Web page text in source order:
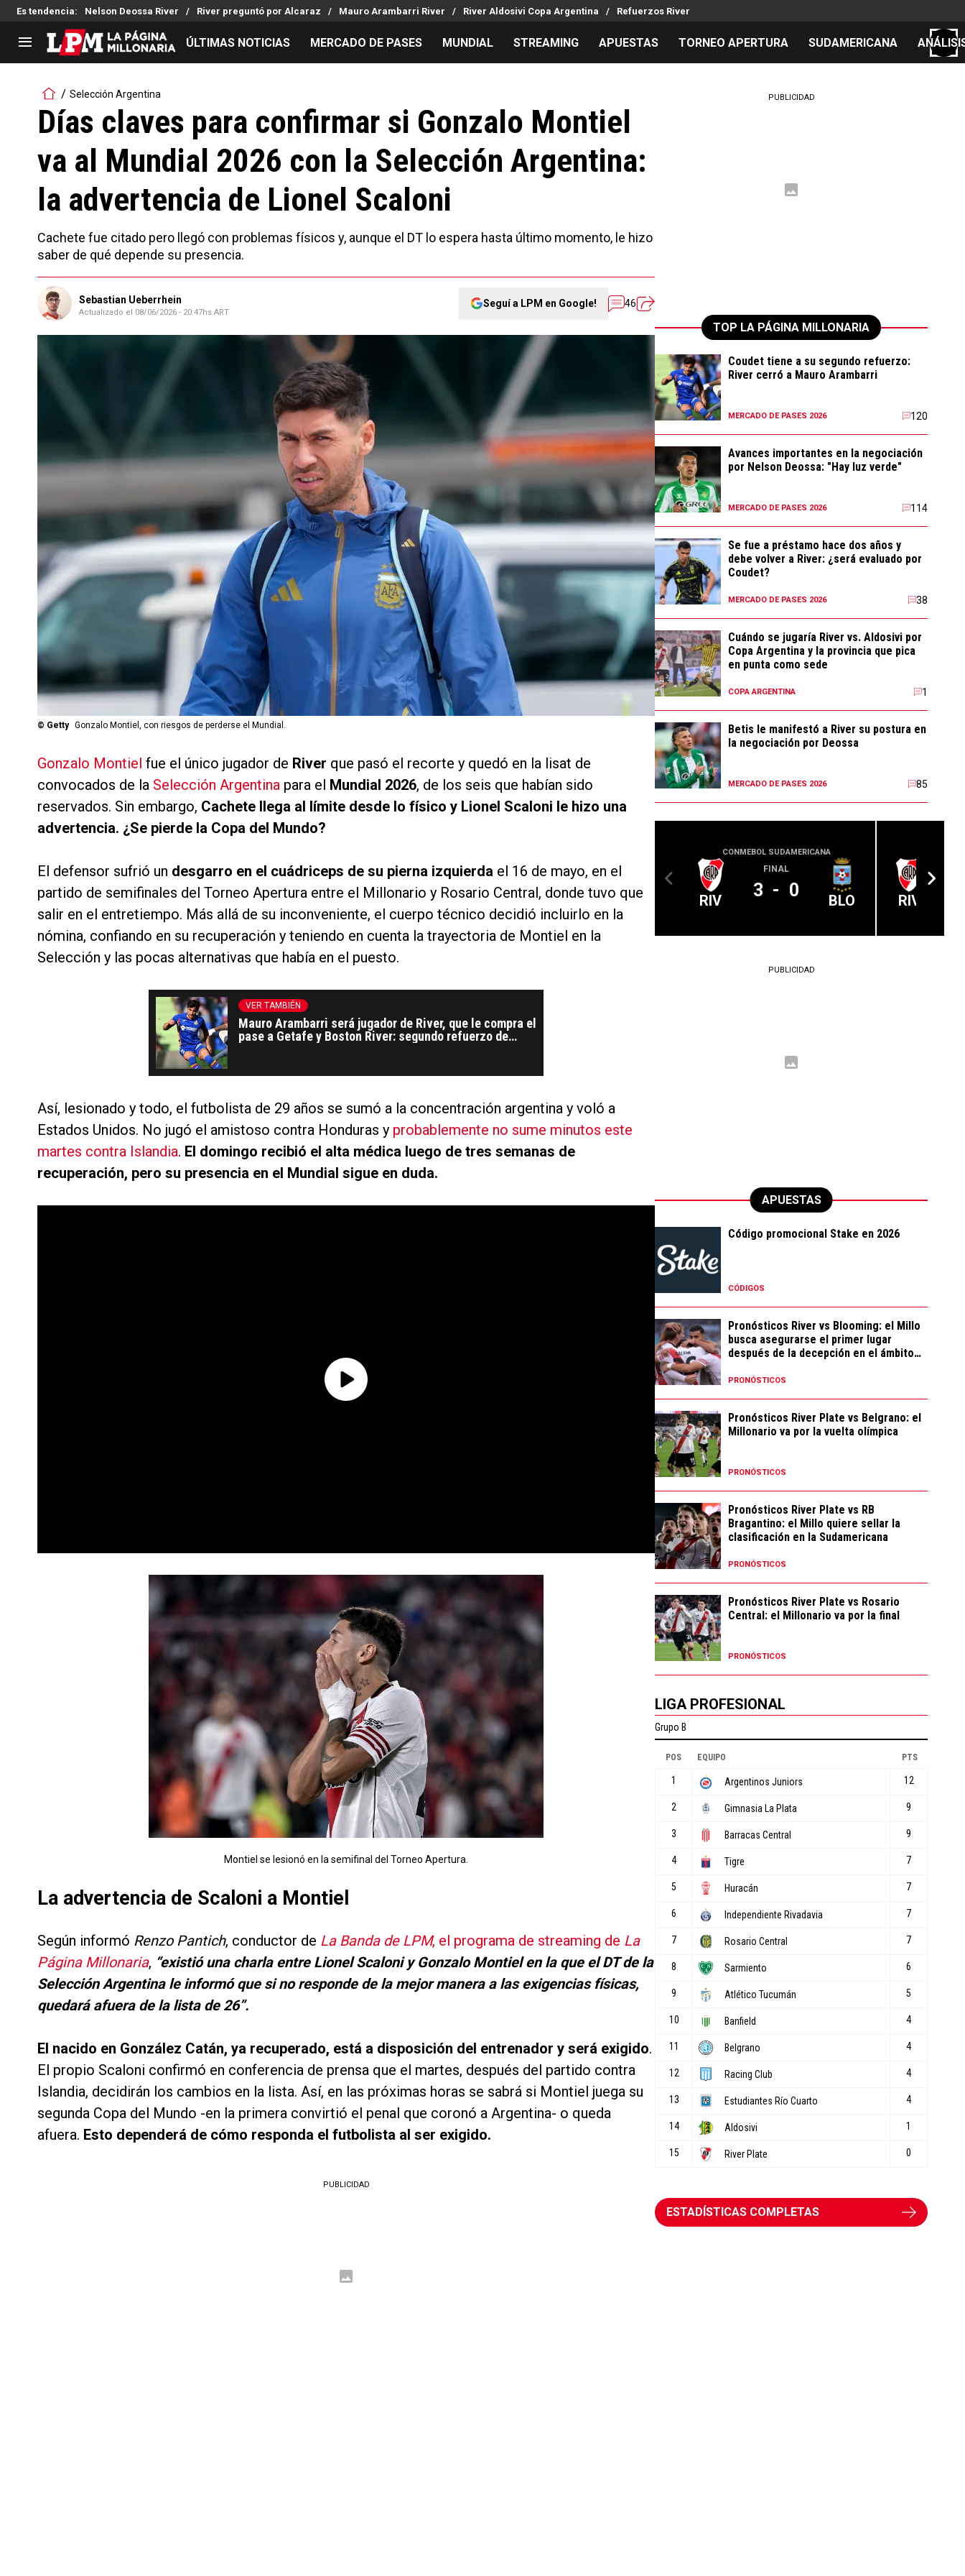
Es tendencia: Nelson Deossa River River preguntó por Alcaraz Mauro Arambarri River River Aldosivi Copa Argentina Refuerzos River
LIGA PROFESIONAL
Noticias
Tabla de posiciones
Reserva
Copa Argentina
Selección Argentina
Mercado de Pases
Análisis tácticos
Juanfer Quintero
Chacho Coudet
Ex River
Streaming
Entradas
Hinchas
Los goles de River
Entrevistas
Noticias
Guías
Códigos
Pronósticos
ÚLTIMAS NOTICIAS MERCADO DE PASES MUNDIAL STREAMING APUESTAS TORNEO APERTURA SUDAMERICANA
Selección Argentina
Días claves para confirmar si Gonzalo Montiel
va al Mundial 2026 con la Selección Argentina:
la advertencia de Lionel Scaloni
Cachete fue citado pero llegó con problemas físicos y, aunque el DT lo espera hasta último momento, le hizo
saber de qué depende su presencia.
Sebastian Ueberrhein
Actualizado el 08/06/2026 - 20:47hs ART
Seguí a LPM en Google! 46
© Getty Gonzalo Montiel, con riesgos de perderse el Mundial.
Gonzalo Montiel fue el único jugador de River que pasó el recorte y quedó en la lisat de
convocados de la Selección Argentina para el Mundial 2026, de los seis que habían sido
reservados. Sin embargo, Cachete llega al límite desde lo físico y Lionel Scaloni le hizo una
advertencia. ¿Se pierde la Copa del Mundo?
El defensor sufrió un desgarro en el cuádriceps de su pierna izquierda el 16 de mayo, en el
partido de semifinales del Torneo Apertura entre el Millonario y Rosario Central, donde tuvo que
salir en el entretiempo. Más allá de su inconveniente, el cuerpo técnico decidió incluirlo en la
nómina, confiando en su recuperación y teniendo en cuenta la trayectoria de Montiel en la
Selección y las pocas alternativas que había en el puesto.
VER TAMBIÉN
Mauro Arambarri será jugador de River, que le compra el
pase a Getafe y Boston River: segundo refuerzo de
Así, lesionado y todo, el futbolista de 29 años se sumó a la concentración argentina y voló a
Estados Unidos. No jugó el amistoso contra Honduras y probablemente no sume minutos este
martes contra Islandia. El domingo recibió el alta médica luego de tres semanas de
recuperación, pero su presencia en el Mundial sigue en duda.
Montiel se lesionó en la semifinal del Torneo Apertura.
La advertencia de Scaloni a Montiel
Según informó Renzo Pantich, conductor de La Banda de LPM, el programa de streaming de La
Página Millonaria, “existió una charla entre Lionel Scaloni y Gonzalo Montiel en la que el DT de la
Selección Argentina le informó que si no responde de la mejor manera a las exigencias físicas,
quedará afuera de la lista de 26”.
El nacido en González Catán, ya recuperado, está a disposición del entrenador y será exigido.
El propio Scaloni confirmó en conferencia de prensa que el martes, después del partido contra
Islandia, decidirán los cambios en la lista. Así, en las próximas horas se sabrá si Montiel juega su
segunda Copa del Mundo -en la primera convirtió el penal que coronó a Argentina- o queda
afuera. Esto dependerá de cómo responda el futbolista al ser exigido.
PUBLICIDAD
PUBLICIDAD
TOP LA PÁGINA MILLONARIA
Coudet tiene a su segundo refuerzo:
River cerró a Mauro Arambarri
MERCADO DE PASES 2026 120
Avances importantes en la negociación
por Nelson Deossa: "Hay luz verde"
MERCADO DE PASES 2026 114
Se fue a préstamo hace dos años y
debe volver a River: ¿será evaluado por
Coudet?
MERCADO DE PASES 2026 38
Cuándo se jugaría River vs. Aldosivi por
Copa Argentina y la provincia que pica
en punta como sede
COPA ARGENTINA 1
Betis le manifestó a River su postura en
la negociación por Deossa
MERCADO DE PASES 2026 85
CONMEBOL SUDAMERICANA
RIV
FINAL
3 - 0 BLO RIV
PUBLICIDAD
APUESTAS
Código promocional Stake en 2026
CÓDIGOS
Pronósticos River vs Blooming: el Millo
busca asegurarse el primer lugar
después de la decepción en el ámbito
PRONÓSTICOS
Pronósticos River Plate vs Belgrano: el
Millonario va por la vuelta olímpica
PRONÓSTICOS
Pronósticos River Plate vs RB
Bragantino: el Millo quiere sellar la
clasificación en la Sudamericana
PRONÓSTICOS
Pronósticos River Plate vs Rosario
Central: el Millonario va por la final
PRONÓSTICOS
LIGA PROFESIONAL
ESTADÍSTICAS COMPLETAS